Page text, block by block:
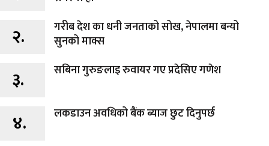
२.
गरीब देश का धनी जनताको सोख, नेपालमा बन्यो
सुनको माक्स
३. सबिना गुरुङलाइ रुवायर गए प्रदेसिए गणेश
४. लकडाउन अवधिको बैंक ब्याज छुट दिनुपर्छ